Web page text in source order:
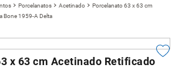
Porcelanatos Acetinado
Porcelanato 63 x 63 cm
Bone 1959-A Delta
x 63 cm Acetinado Retificado